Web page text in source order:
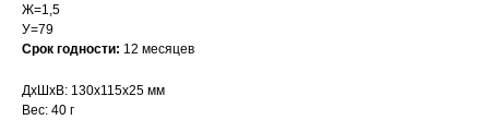
Ж=1,5
У=79
Срок годности: 12 месяцев
ДxШxВ: 130x115x25 мм
Вес: 40 г